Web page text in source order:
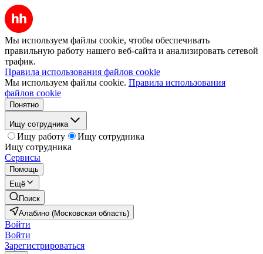
Мы используем файлы cookie, чтобы обеспечивать
правильную работу нашего веб-сайта и анализировать сетевой
трафик.
Правила использования файлов cookie
Мы используем файлы cookie. Правила использования
файлов cookie
Понятно
Ищу сотрудника
Ищу работу
Ищу сотрудника
Ищу сотрудника
Сервисы
Помощь
Ещё
Поиск
Алабино (Московская область)
Войти
Войти
Зарегистрироваться